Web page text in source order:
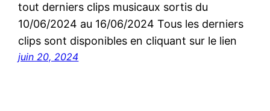
tout derniers clips musicaux sortis du
10/06/2024 au 16/06/2024 Tous les derniers
clips sont disponibles en cliquant sur le lien
juin 20, 2024